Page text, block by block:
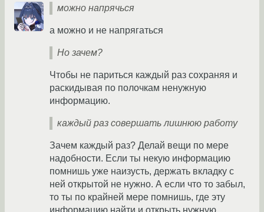
можно напрячься
а можно и не напрягаться
Но зачем?
Чтобы не париться каждый раз сохраняя и
раскидывая по полочкам ненужную
информацию.
каждый раз совершать лишнюю работу
Зачем каждый раз? Делай вещи по мере
надобности. Если ты некую информацию
помнишь уже наизусть, держать вкладку с
ней открытой не нужно. А если что то забыл,
то ты по крайней мере помнишь, где эту